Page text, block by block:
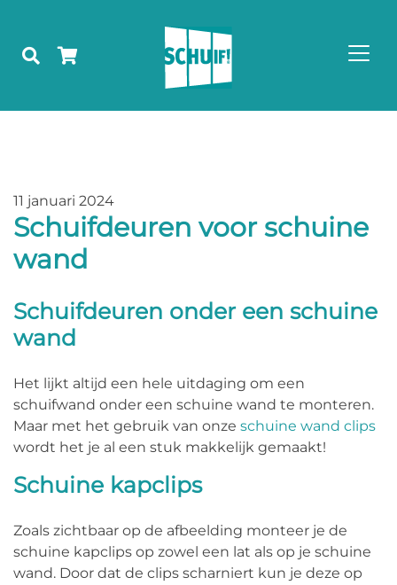
11 januari 2024
Schuifdeuren voor schuine
wand
Schuifdeuren onder een schuine
wand
Het lijkt altijd een hele uitdaging om een
schuifwand onder een schuine wand te monteren.
Maar met het gebruik van onze schuine wand clips
wordt het je al een stuk makkelijk gemaakt!
Schuine kapclips
Zoals zichtbaar op de afbeelding monteer je de
schuine kapclips op zowel een lat als op je schuine
wand. Door dat de clips scharniert kun je deze op